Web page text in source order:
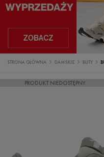
STRONA GŁÓWNA DAMSKIE BUTY
PRODUKT NIEDOSTĘPNY